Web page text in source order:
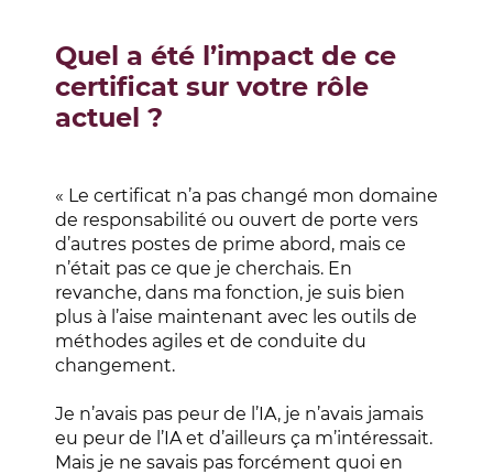
Quel a été l’impact de ce
certificat sur votre rôle
actuel ?
« Le certificat n’a pas changé mon domaine
de responsabilité ou ouvert de porte vers
d’autres postes de prime abord, mais ce
n’était pas ce que je cherchais. En
revanche, dans ma fonction, je suis bien
plus à l’aise maintenant avec les outils de
méthodes agiles et de conduite du
changement.
Je n’avais pas peur de l’IA, je n’avais jamais
eu peur de l’IA et d’ailleurs ça m’intéressait.
Mais je ne savais pas forcément quoi en